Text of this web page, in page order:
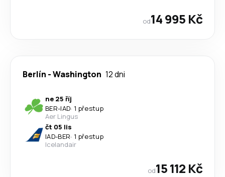
od14 995 Kč
Berlín -Washington 12 dni
ne 25 říj
BER-IAD· 1 přestup
Aer Lingus
čt 05 lis
IAD-BER· 1 přestup
Icelandair
od15 112 Kč